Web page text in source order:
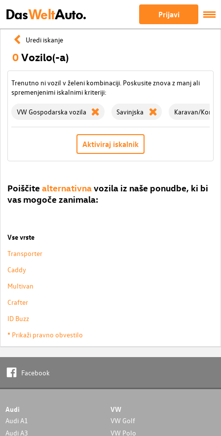
DasWeltAuto. Prijavi
Uredi iskanje
0Vozilo(-a)
Trenutno ni vozil v želeni kombinaciji. Poskusite znova z manj ali
spremenjenimi iskalnimi kriteriji:
VW Gospodarska vozila Savinjska Karavan/Kombi
Aktiviraj iskalnik
Poiščite alternativnavozila iz naše ponudbe, ki bi
vas mogoče zanimala:
Vse vrste
Transporter
Caddy
Multivan
Crafter
ID Buzz
* Prikaži pravno obvestilo
Facebook
Audi
Audi A1
Audi A3
VW
VW Golf
VW Polo